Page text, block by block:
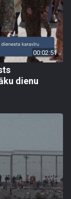
00:02:51
dienu